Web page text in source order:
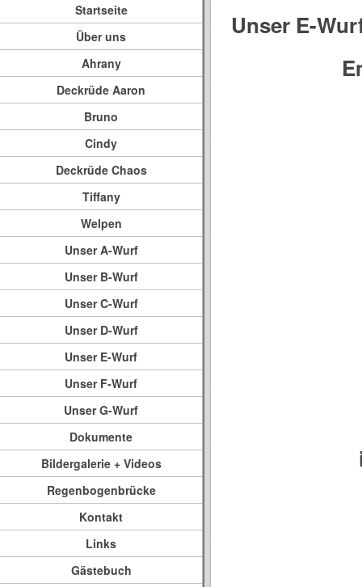
Startseite
Über uns
Ahrany
Deckrüde Aaron
Bruno
Cindy
Deckrüde Chaos
Tiffany
Welpen
Unser A-Wurf
Unser B-Wurf
Unser C-Wurf
Unser D-Wurf
Unser E-Wurf
Unser F-Wurf
Unser G-Wurf
Dokumente
Bildergalerie + Videos
Regenbogenbrücke
Kontakt
Links
Gästebuch
Unser E-